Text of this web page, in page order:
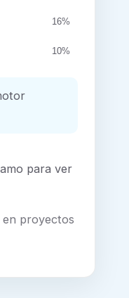
16%
10%
para ver
proyectos